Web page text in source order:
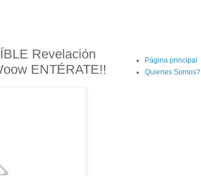
Revelación
ENTÉRATE!!
Página principal
Quienes Somos?